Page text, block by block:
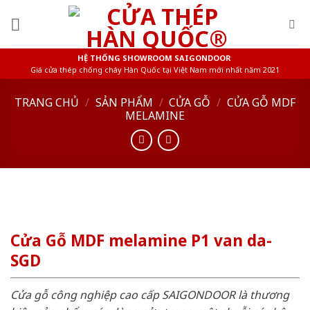
HỆ THỐNG SHOWROOM SAIGONDOOR
Giá cửa thép chống cháy Hàn Quốc tại Việt Nam mới nhất năm 2021
TRANG CHỦ / SẢN PHẨM / CỬA GỖ / CỬA GỖ MDF
MELAMINE
Cửa Gỗ MDF melamine P1 van da-
SGD
Cửa gỗ công nghiệp cao cấp SAIGONDOOR là thương